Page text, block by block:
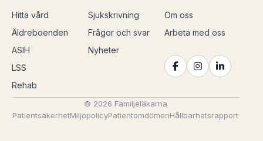
Hitta vård
Äldreboenden
ASIH
LSS
Rehab
Sjukskrivning
Frågor och svar
Nyheter
Om oss
Arbeta med oss
© 2026 Familjeläkarna
PatientsäkerhetMiljöpolicyPatientomdömenHållbarhetsrapport